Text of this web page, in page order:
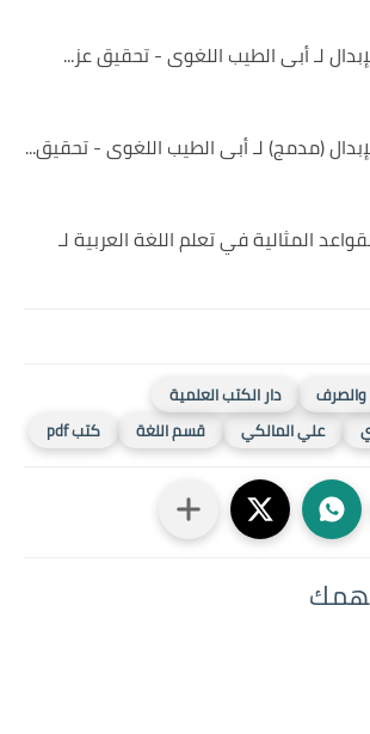
لـ أبى الطيب اللغوى - تحقيق عز...
(مدمج) لـ أبى الطيب اللغوى - تحقيق...
المثالية في تعلم اللغة العربية لـ
والصرف
دار الكتب العلمية
علي المالكي قسم اللغة كتب pdf